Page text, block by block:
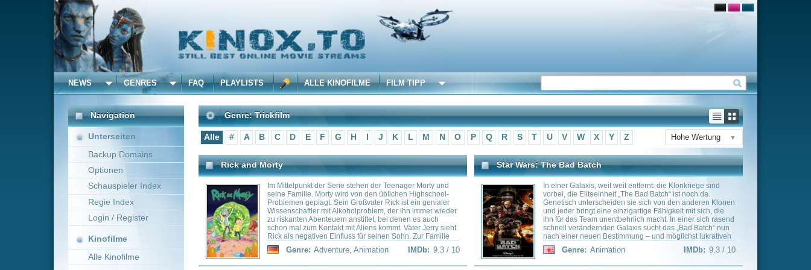
NEWS GENRES FAQ
Navigation
Unterseiten
Backup Domains
Optionen
Schauspieler Index
Regie Index
Login / Register
Kinofilme
Alle Kinofilme
Beliebte
Genre: Trickfilm
Alle A B C D E F G H I J K L M N O P Q R S T U V W X Y Z Hohe Wertung
Rick and Morty
Im Mittelpunkt der Serie stehen der Teenager Morty und
seine Familie. Morty wird von den üblichen Highschool-
Problemen geplagt. Sein Großvater Rick ist ein genialer
Wissenschaftler mit Alkoholproblem, der ihn immer wieder
zu riskanten Abenteuern anstiftet, bei denen es auch
schon mal zum Kontakt mit Aliens kommt. Vater Jerry sieht
Rick als negativen Einfluss für seinen Sohn. Zur Familie
zählen außerdem die dominante Mutter Beth und Mortys
ältere Schwester Summer.
Genre: Adventure,Animation IMDb:9.3 / 10
Star Wars: The Bad Batch
In einer Galaxis, weit weit entfernt: die Klonkriege sind
vorbei, die Eliteeinheit „The Bad Batch“ ist noch da.
Genetisch unterscheiden sie sich von den anderen Klonen
und jeder bringt eine einzigartige Fähigkeit mit sich, die
ihn für das Team unentbehrlich macht. In einer sich rasend
schnell verändernden Galaxis sucht das „Bad Batch“ nun
nach einer neuen Bestimmung – und möglichst lukrativen
Einsätzen als Söldner…
Genre: Animation IMDb: 9.3 / 10
Love, Death & Robots
Eine Kollektion von animierten Kurzgeschichten, die sich
über das Sciece-Fiction-, Fantasy-, Horror- und
Comedygenre erstrecken“, verspricht Netflix mit der
South Park
US-Zeichentrickserie von Trey Parker und Matt Stone
("South Park"; seit 1996). Das Leben in der Kleinstadt
South Park in Colorado aus der Sicht von vier